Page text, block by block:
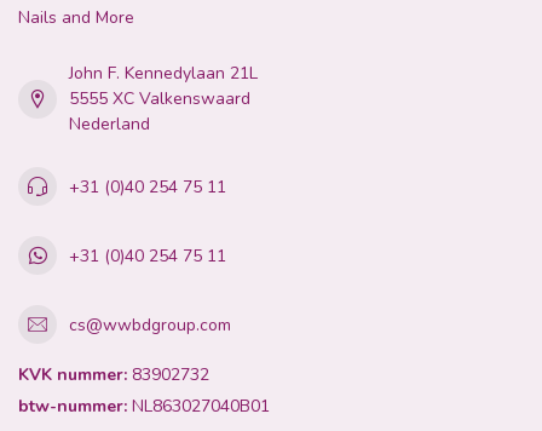
Nails and More
John F. Kennedylaan 21L
5555 XC Valkenswaard
Nederland
+31 (0)40 254 75 11
+31 (0)40 254 75 11
cs@wwbdgroup.com
KVK nummer: 83902732
btw-nummer: NL863027040B01